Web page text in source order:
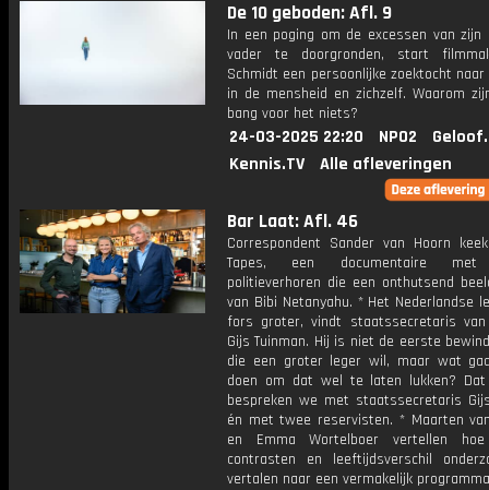
De 10 geboden: Afl. 9
In een poging om de excessen van zijn
vader te doorgronden, start
Schmidt een persoonlijke zoektocht
in de mensheid en zichzelf. Waarom
bang voor het niets?
24-03-2025 22:20 NPO2
Kennis.TV
Alle afleveringen
Bar Laat: Afl. 46
Correspondent Sander van Hoorn
Tapes, een documentaire met
politieverhoren die een onthutsend
van Bibi Netanyahu. * Het Nederlandse
fors groter, vindt staatssecretaris van
Gijs Tuinman. Hij is niet de eerste
die een groter leger wil, maar wat
doen om dat wel te laten lukken?
bespreken we met staatssecretaris
én met twee reservisten. * Maarten
en Emma Wortelboer vertellen
contrasten en leeftijdsverschil
vertalen naar een vermakelijk